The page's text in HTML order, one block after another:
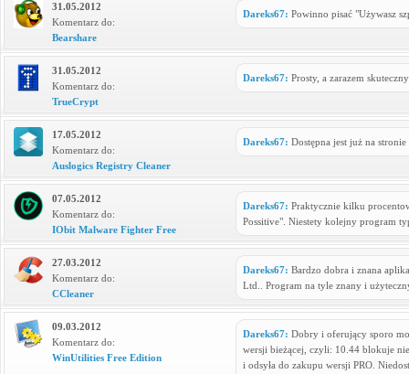
Dareks67: Powinno pisać "Używasz
31.05.2012
Komentarz do:
Bearshare
Dareks67: Prosty, a zarazem
31.05.2012
Komentarz do:
TrueCrypt
Dareks67: Dostępna jest już na
17.05.2012
Komentarz do:
Auslogics Registry Cleaner
Dareks67: Praktycznie kilku
Possitive". Niestety kolejny program
07.05.2012
Komentarz do:
IObit Malware Fighter Free
Dareks67: Bardzo dobra i znana
Ltd.. Program na tyle znany i
27.03.2012
Komentarz do:
CCleaner
Dareks67: Dobry i oferujący sporo
wersji bieżącej, czyli: 10.44 blokuje
i odsyła do zakupu wersji PRO.
09.03.2012
Komentarz do:
WinUtilities Free Edition